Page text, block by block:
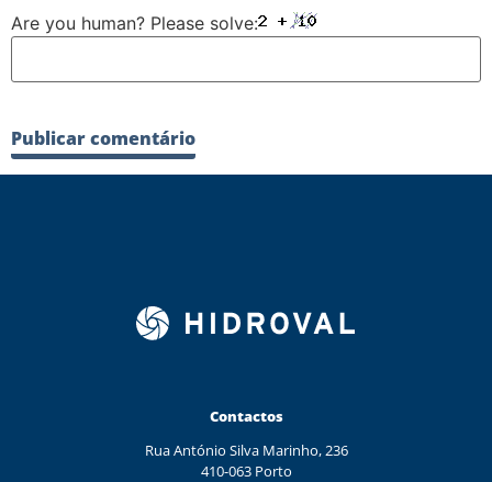
Are you human? Please solve:
Contactos
Rua António Silva Marinho, 236
410-063 Porto